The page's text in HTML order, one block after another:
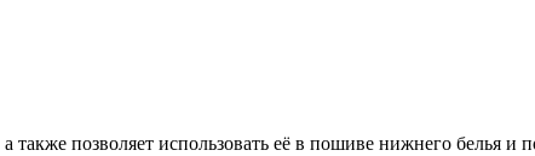
позволяет использовать её в пошиве нижнего белья и